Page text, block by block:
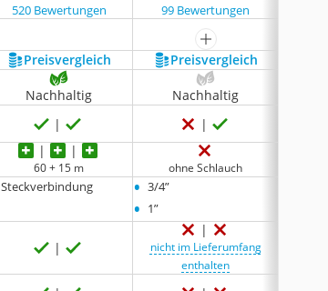
520 Bewertungen 99 Bewertungen
mehr anzeigen
Preis­vergleich Preis­vergleich
Nachhaltig Nachhaltig
60 + 15 m ohne Schlauch
Steckverbindung • 3/4”
• 1”
nicht im Lieferumfang
enthalten